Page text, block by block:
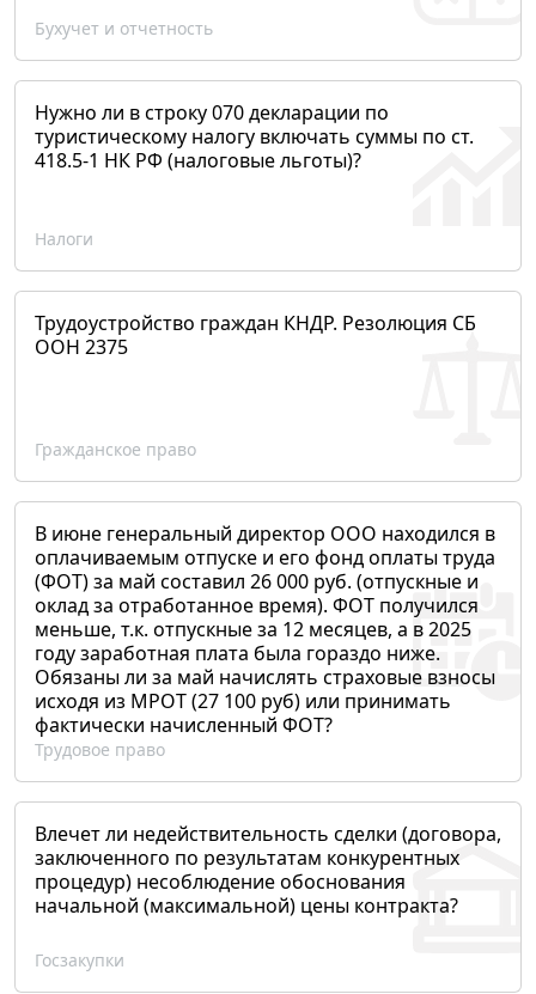
Бухучет и отчетность
Нужно ли в строку 070 декларации по
туристическому налогу включать суммы по ст.
418.5-1 НК РФ (налоговые льготы)?
Налоги
Трудоустройство граждан КНДР. Резолюция СБ
ООН 2375
Гражданское право
В июне генеральный директор ООО находился в
оплачиваемым отпуске и его фонд оплаты труда
(ФОТ) за май составил 26 000 руб. (отпускные и
оклад за отработанное время). ФОТ получился
меньше, т.к. отпускные за 12 месяцев, а в 2025
году заработная плата была гораздо ниже.
Обязаны ли за май начислять страховые взносы
исходя из МРОТ (27 100 руб) или принимать
фактически начисленный ФОТ?
Трудовое право
Влечет ли недействительность сделки (договора,
заключенного по результатам конкурентных
процедур) несоблюдение обоснования
начальной (максимальной) цены контракта?
Госзакупки